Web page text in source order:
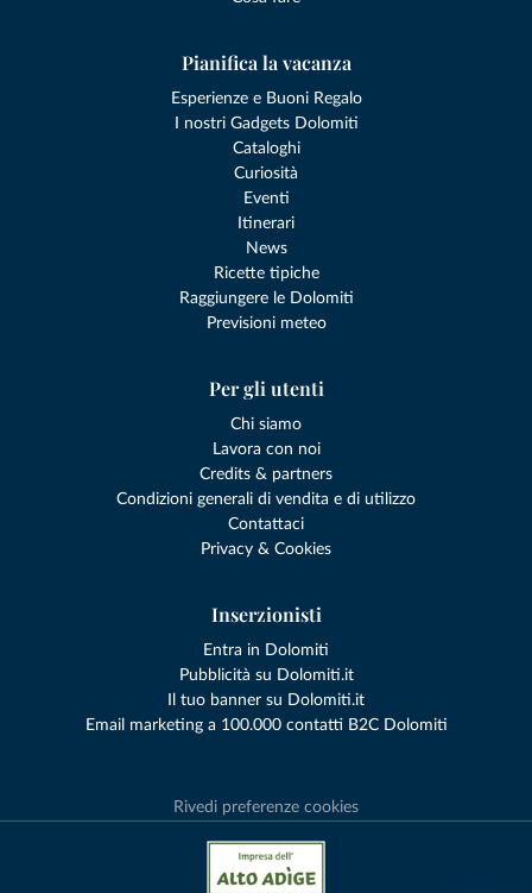
Pianifica la vacanza
Esperienze e Buoni Regalo
I nostri Gadgets Dolomiti
Cataloghi
Curiosità
Eventi
Itinerari
News
Ricette tipiche
Raggiungere le Dolomiti
Previsioni meteo
Per gli utenti
Chi siamo
Lavora con noi
Credits & partners
Condizioni generali di vendita e di utilizzo
Contattaci
Privacy & Cookies
Inserzionisti
Entra in Dolomiti
Pubblicità su Dolomiti.it
Il tuo banner su Dolomiti.it
Email marketing a 100.000 contatti B2C Dolomiti
Rivedi preferenze cookies